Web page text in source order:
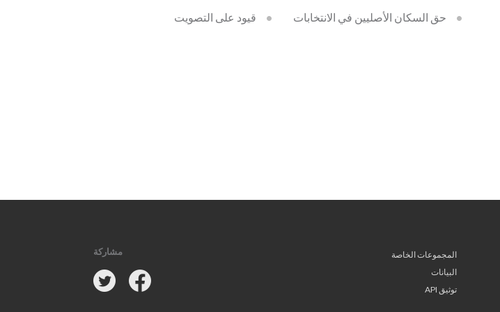
حق السكان الأصليين في الانتخابات قيود على التصويت
المجموعات الخاصة
البيانات
توثيق API
مشاركة
Facebook